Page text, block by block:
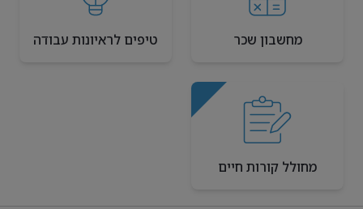
מחשבון שכר טיפים לראיונות עבודה
מחולל קורות חיים